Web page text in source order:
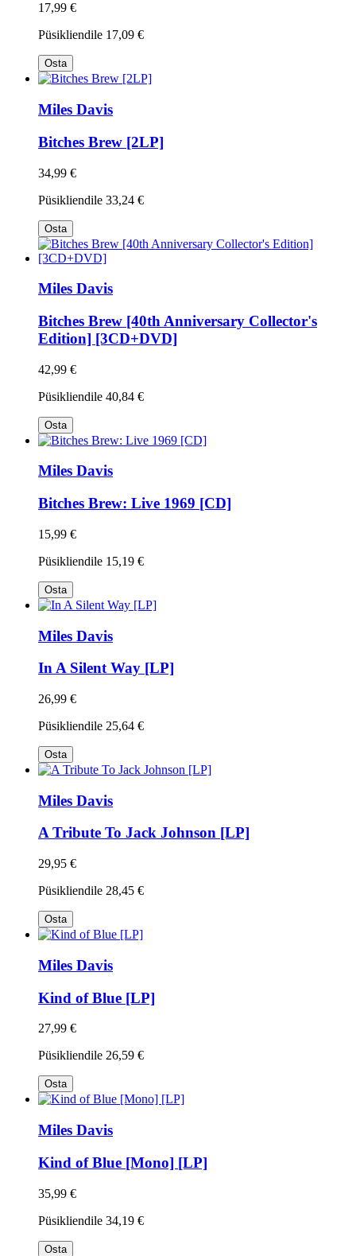
17,99 €
Püsikliendile 17,09 €
Osta
Miles Davis
Bitches Brew [2LP]
34,99 €
Püsikliendile 33,24 €
Osta
Miles Davis
Bitches Brew [40th Anniversary Collector's
Edition] [3CD+DVD]
42,99 €
Püsikliendile 40,84 €
Osta
Miles Davis
Bitches Brew: Live 1969 [CD]
15,99 €
Püsikliendile 15,19 €
Osta
Miles Davis
In A Silent Way [LP]
26,99 €
Püsikliendile 25,64 €
Osta
Miles Davis
A Tribute To Jack Johnson [LP]
29,95 €
Püsikliendile 28,45 €
Osta
Miles Davis
Kind of Blue [LP]
27,99 €
Püsikliendile 26,59 €
Osta
Miles Davis
Kind of Blue [Mono] [LP]
35,99 €
Püsikliendile 34,19 €
Osta